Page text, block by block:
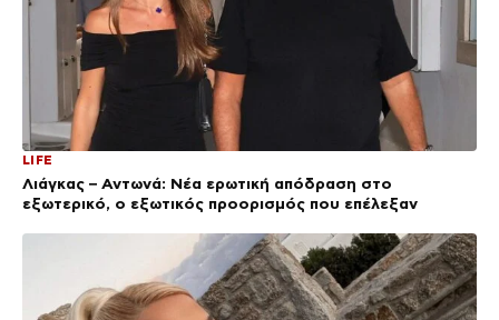
LIFE
Λιάγκας – Αντωνά: Νέα ερωτική απόδραση στο
εξωτερικό, ο εξωτικός προορισμός που επέλεξαν